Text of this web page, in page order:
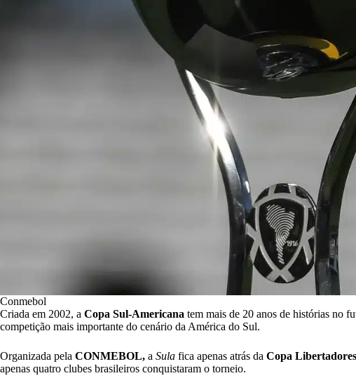
Conmebol
Criada em 2002, a Copa Sul-Americana tem mais de 20 anos de histórias no
competição mais importante do cenário da América do Sul.
Organizada pela CONMEBOL, a Sula fica apenas atrás da Copa Libertadores
apenas quatro clubes brasileiros conquistaram o torneio.